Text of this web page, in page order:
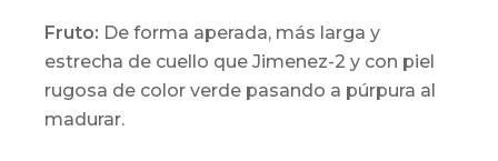
Fruto: De forma aperada, más larga y
estrecha de cuello que Jimenez-2 y con piel
rugosa de color verde pasando a púrpura al
madurar.